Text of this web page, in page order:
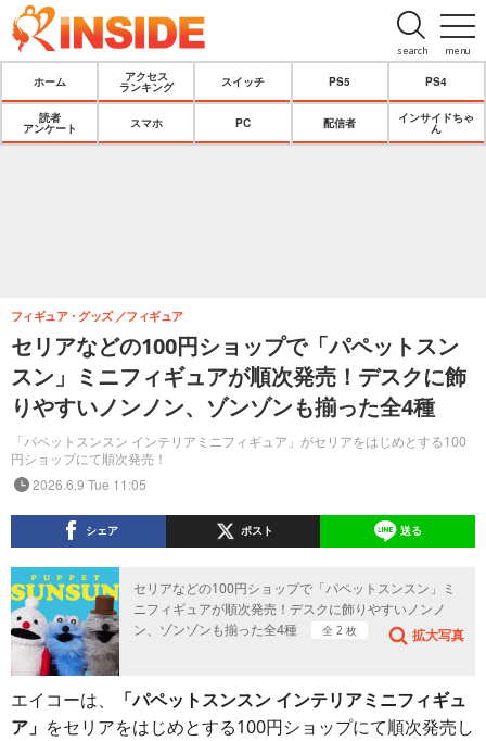
menu
search
ホーム
アクセス
ランキング
スイッチ PS5 PS4
読者
アンケート
スマホ PC 配信者
インサイドちゃ
ん
セリアなどの100円ショップで「パペットスン
スン」ミニフィギュアが順次発売！デスクに飾
りやすいノンノン、ゾンゾンも揃った全4種
「パペットスンスン インテリアミニフィギュア」がセリアをはじめとする100
円ショップにて順次発売！
フィギュア・グッズ フィギュア
2026.6.9 Tue 11:05
シェア ポスト 送る
セリアなどの100円ショップで「パペットスンスン」ミ
ニフィギュアが順次発売！デスクに飾りやすいノンノ
ン、ゾンゾンも揃った全4種
全 2 枚 拡大写真
エイコーは、
「パペットスンスン インテリアミニフィギュ
ア」 をセリアをはじめとする100円ショップにて順次発売し